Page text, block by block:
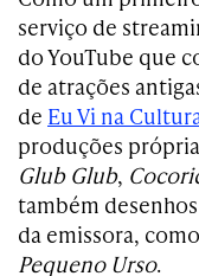
serviço de
do YouTube que
de atrações
de Eu Vi na
produções
Glub Glub,
também
da emissora, como
Pequeno Urso.